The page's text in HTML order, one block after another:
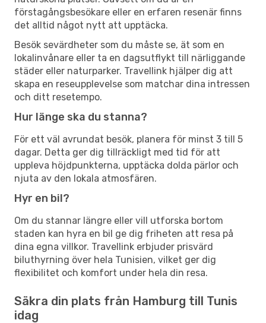
förstagångsbesökare eller en erfaren resenär finns
det alltid något nytt att upptäcka.
Besök sevärdheter som du måste se, ät som en
lokalinvånare eller ta en dagsutflykt till närliggande
städer eller naturparker. Travellink hjälper dig att
skapa en reseupplevelse som matchar dina intressen
och ditt resetempo.
Hur länge ska du stanna?
För ett väl avrundat besök, planera för minst 3 till 5
dagar. Detta ger dig tillräckligt med tid för att
uppleva höjdpunkterna, upptäcka dolda pärlor och
njuta av den lokala atmosfären.
Hyr en bil?
Om du stannar längre eller vill utforska bortom
staden kan hyra en bil ge dig friheten att resa på
dina egna villkor. Travellink erbjuder prisvärd
biluthyrning över hela Tunisien, vilket ger dig
flexibilitet och komfort under hela din resa.
Säkra din plats från Hamburg till Tunis
idag